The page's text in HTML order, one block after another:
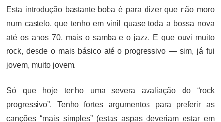
Esta introdução bastante boba é para dizer que não moro
num castelo, que tenho em vinil quase toda a bossa nova
até os anos 70, mais o samba e o jazz. E que ouvi muito
rock, desde o mais básico até o progressivo — sim, já fui
jovem, muito jovem.
Só que hoje tenho uma severa avaliação do “rock
progressivo”. Tenho fortes argumentos para preferir as
canções “mais simples” (estas aspas deveriam estar em